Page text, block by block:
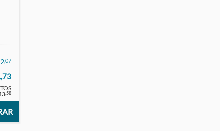
,07
,73
,58